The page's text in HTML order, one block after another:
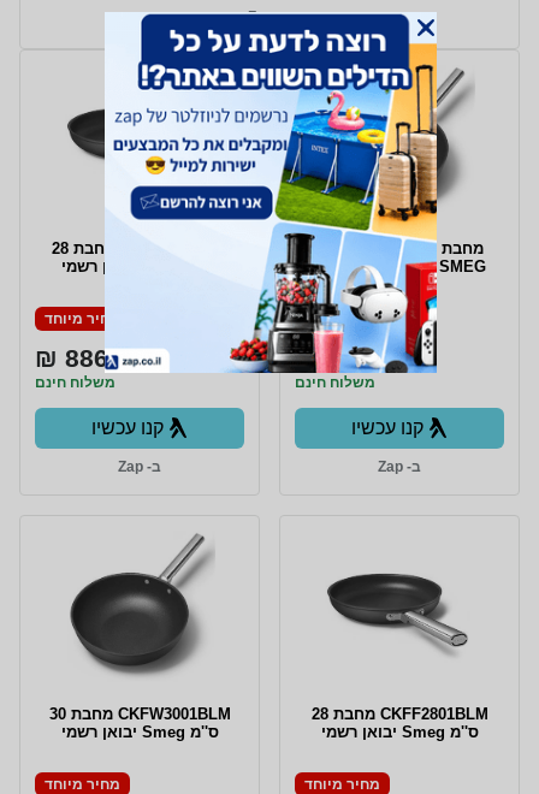
ב- Zap
מחבת ווק עם ידית מבית
SMEG סמאג דגם CKFW
3001 BLM
מחיר מיוחד
1,067 ₪
משלוח חינם
קנו עכשיו
ב- Zap
CKFF2801BLM מחבת 28
מחיר מיוחד
886 ₪
משלוח חינם
קנו עכשיו
ב- Zap
CKFF2801BLM מחבת 28
ס''מ Smeg יבואן רשמי
מחיר מיוחד
CKFW3001BLM מחבת 30
ס''מ Smeg יבואן רשמי
מחיר מיוחד